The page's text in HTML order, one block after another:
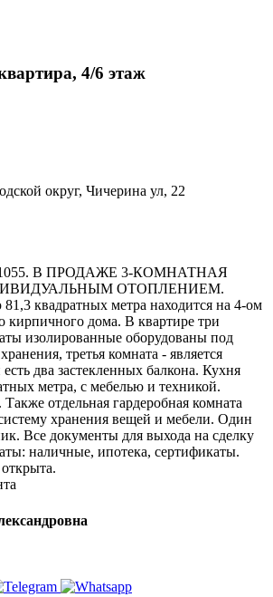
4/6 этаж
округ, Чичерина ул, 22
В ПРОДАЖЕ 3-КОМНАТНАЯ
ОТОПЛЕНИЕМ.
квадратных метра находится на 4-ом
кирпичного дома. В квартире три
изолированные оборудованы под
третья комната - является
два застекленных балкона. Кухня
метра, с мебелью и техникой.
Также отдельная гардеробная комната
хранения вещей и мебели. Один
Все документы для выхода на сделку
наличные, ипотека, сертификаты.